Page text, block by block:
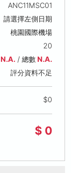
ANC11MSC01
請選擇左側日期
桃園國際機場
20
N.A./ 總數N.A.
評分資料不足
$0
$ 0